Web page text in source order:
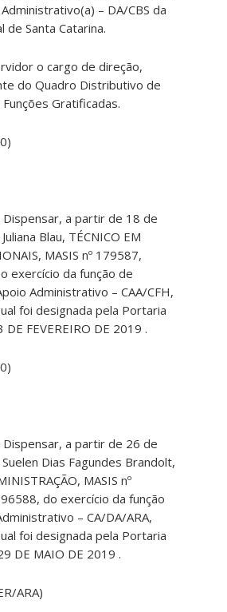
– DA/CBS da
de Santa Catarina.
o cargo de direção,
do Quadro Distributivo de
Gratificadas.
a partir de 18 de
Blau, TÉCNICO EM
MASIS nº 179587,
exercício da função de
Administrativo – CAA/CFH,
foi designada pela Portaria
FEVEREIRO DE 2019 .
a partir de 26 de
Dias Fagundes Brandolt,
MASIS nº
do exercício da função
– CA/DA/ARA,
foi designada pela Portaria
DE MAIO DE 2019 .
ARA)